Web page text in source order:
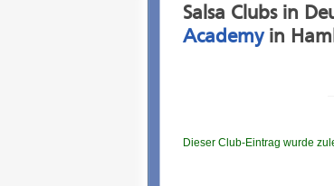
Salsa Clubs in
Academyin
Dieser Club-Eintrag wurde